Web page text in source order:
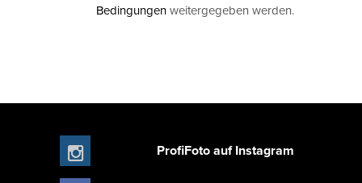
Bedingungenweitergegeben werden.
ProfiFoto auf Instagram